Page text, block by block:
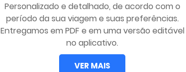
Personalizado e detalhado, de acordo com o
período da sua viagem e suas preferências.
Entregamos em PDF e em uma versão editável
no aplicativo.
VER MAIS